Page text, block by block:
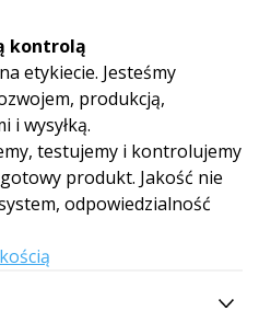
kontrolą
etykiecie. Jesteśmy
produkcją,
i wysyłką.
testujemy i kontrolujemy
produkt. Jakość nie
odpowiedzialność